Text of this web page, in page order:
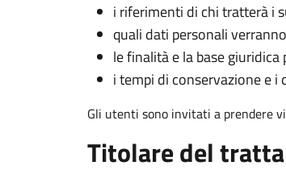
i riferimenti di chi tratterà i
quali dati personali
le finalità e la base
i tempi di conservazione e
Gli utenti sono invitati a prendere
Titolare del